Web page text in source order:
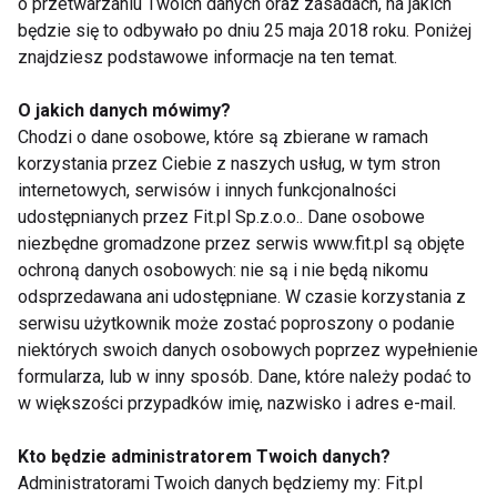
Klub Seniora DOM w Katowicach również będzie
działał pod skrzydłami Funduszu Hipotecznego
Klubowiczem może zostać każdy senior. Spotkania
odbywają się raz w miesiącu. W programie są
zazwyczaj warsztaty, dyskusje, wykłady, których
tematy często wybierają sami seniorzy. Ponadto
każdy Klubowicz otrzymuje Kartę Klubu Seniora
DOM, która upoważnia do szeregu zniżek i rabatów w
firmach, które współpracują z Klubem.
Klub Seniora DOM to jedno z wielu prospołecznych
działań, w które angażuje się Fundusz Hipoteczny
działa on na rzecz aktywizacji i edukacji seniorów,
prowadząc wykłady, sponsorując wydarzenia
o przetwarzaniu Twoich danych oraz zasadach, na jakich
będzie się to odbywało po dniu 25 maja 2018 roku. Poniżej
znajdziesz podstawowe informacje na ten temat.
O jakich danych mówimy?
Chodzi o dane osobowe, które są zbierane w ramach
korzystania przez Ciebie z naszych usług, w tym stron
internetowych, serwisów i innych funkcjonalności
udostępnianych przez Fit.pl Sp.z.o.o.. Dane osobowe
niezbędne gromadzone przez serwis www.fit.pl są objęte
ochroną danych osobowych: nie są i nie będą nikomu
odsprzedawana ani udostępniane. W czasie korzystania z
serwisu użytkownik może zostać poproszony o podanie
niektórych swoich danych osobowych poprzez wypełnienie
formularza, lub w inny sposób. Dane, które należy podać to
w większości przypadków imię, nazwisko i adres e-mail.
Kto będzie administratorem Twoich danych?
Administratorami Twoich danych będziemy my: Fit.pl